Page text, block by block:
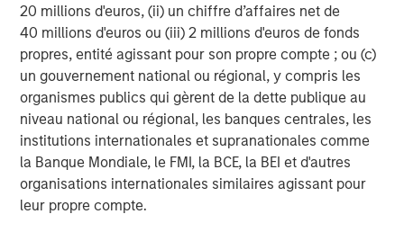
20 millions d'euros, (ii) un chiffre d’affaires net de
40 millions d'euros ou (iii) 2 millions d'euros de fonds
propres, entité agissant pour son propre compte ; ou (c)
un gouvernement national ou régional, y compris les
organismes publics qui gèrent de la dette publique au
niveau national ou régional, les banques centrales, les
institutions internationales et supranationales comme
la Banque Mondiale, le FMI, la BCE, la BEI et d'autres
organisations internationales similaires agissant pour
leur propre compte.
High After-Tax Yields. As chart 1 suggests, muni yields
compare favorably to investment grade corporates. Chart
2 further illustrates how taxable equivalent muni
yields1eclipse all other major domestic bond sectors:
first high-yield munis as they compare with their
counterpart high-yield corporate bonds, and then the
muni index with the corporate index, the U.S. Aggregate
and U.S. Treasurys.